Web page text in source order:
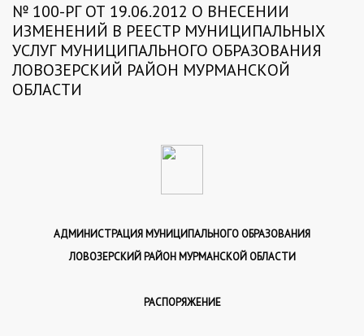
№ 100-РГ ОТ 19.06.2012 О ВНЕСЕНИИ
ИЗМЕНЕНИЙ В РЕЕСТР МУНИЦИПАЛЬНЫХ
УСЛУГ МУНИЦИПАЛЬНОГО ОБРАЗОВАНИЯ
ЛОВОЗЕРСКИЙ РАЙОН МУРМАНСКОЙ
ОБЛАСТИ
АДМИНИСТРАЦИЯ МУНИЦИПАЛЬНОГО ОБРАЗОВАНИЯ
ЛОВОЗЕРСКИЙ РАЙОН МУРМАНСКОЙ ОБЛАСТИ
РАСПОРЯЖЕНИЕ